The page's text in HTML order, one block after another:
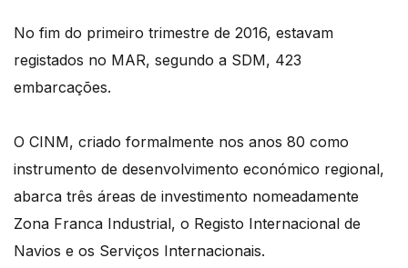
No fim do primeiro trimestre de 2016, estavam
registados no MAR, segundo a SDM, 423
embarcações.
O CINM, criado formalmente nos anos 80 como
instrumento de desenvolvimento económico regional,
abarca três áreas de investimento nomeadamente
Zona Franca Industrial, o Registo Internacional de
Navios e os Serviços Internacionais.